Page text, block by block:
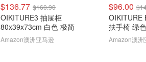
$136.77 $160.90
OIKITURE3 抽屉柜
80x39x73cm 白色 极简
Amazon澳洲亚马逊
$96.00
OIKITURE
扶手椅 绿色
Amazon澳洲